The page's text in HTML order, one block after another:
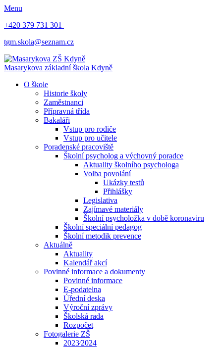
Menu
+420 379 731 301
tgm.skola@seznam.cz
Masarykova základní škola Kdyně
O škole
Historie školy
Zaměstnanci
Přípravná třída
Bakaláři
Vstup pro rodiče
Vstup pro učitele
Poradenské pracoviště
Školní psycholog a výchovný poradce
Aktuality školního psychologa
Volba povolání
Ukázky testů
Přihlášky
Legislativa
Zajímavé materiály
Školní psycholožka v době koronaviru
Školní speciální pedagog
Školní metodik prevence
Aktuálně
Aktuality
Kalendář akcí
Povinné informace a dokumenty
Povinné informace
E-podatelna
Úřední deska
Výroční zprávy
Školská rada
Rozpočet
Fotogalerie ZŠ
2023⁄2024